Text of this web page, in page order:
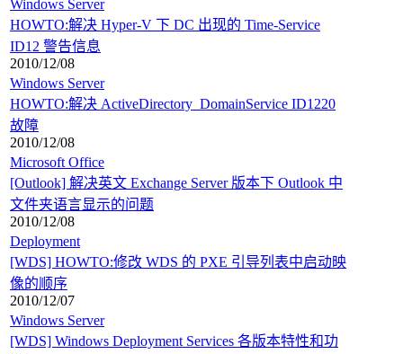
Windows Server
HOWTO:解决 Hyper-V 下 DC 出现的 Time-Service
ID12 警告信息
2010/12/08
Windows Server
HOWTO:解决 ActiveDirectory_DomainService ID1220
故障
2010/12/08
Microsoft Office
[Outlook] 解决英文 Exchange Server 版本下 Outlook 中
文件夹语言显示的问题
2010/12/08
Deployment
[WDS] HOWTO:修改 WDS 的 PXE 引导列表中启动映
像的顺序
2010/12/07
Windows Server
[WDS] Windows Deployment Services 各版本特性和功